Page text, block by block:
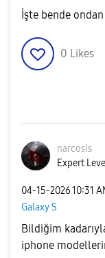
İşte bende
0 Likes
narcosis
Expert
‎04-15-202610:31
Galaxy S
Bildiğim
iphone